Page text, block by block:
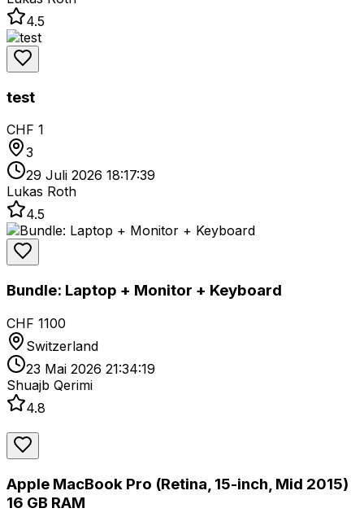
4.5
test
CHF 1
3
29 Juli 2026 18:17:39
Lukas Roth
4.5
Bundle: Laptop + Monitor + Keyboard
CHF 1100
Switzerland
23 Mai 2026 21:34:19
Shuajb Qerimi
4.8
Apple MacBook Pro (Retina, 15-inch, Mid 2015)
16 GB RAM